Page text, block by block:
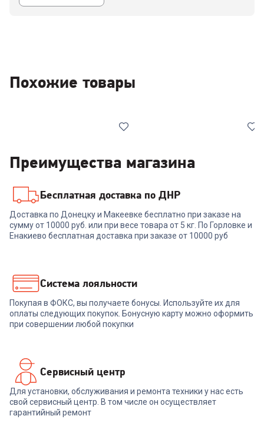
Похожие товары
Набор посуды RONDELL RD-
984 Glaymore Набор 5 пр.
8 999₽
В корзину
Набори RONDELL RD-482
Lincor 5 шт
В корзину
Преимущества магазина
Бесплатная доставка по ДНР
Доставка по Донецку и Макеевке бесплатно при заказе на
сумму от 10000 руб. или при весе товара от 5 кг. По Горловке и
Енакиево бесплатная доставка при заказе от 10000 руб
Система лояльности
Покупая в ФОКС, вы получаете бонусы. Используйте их для
оплаты следующих покупок. Бонусную карту можно оформить
при совершении любой покупки
Сервисный центр
Для установки, обслуживания и ремонта техники у нас есть
свой сервисный центр. В том числе он осуществляет
гарантийный ремонт